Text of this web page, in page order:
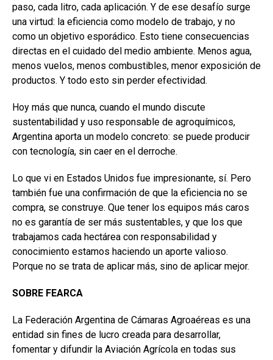
paso, cada litro, cada aplicación. Y de ese desafío surge
una virtud: la eficiencia como modelo de trabajo, y no
como un objetivo esporádico. Esto tiene consecuencias
directas en el cuidado del medio ambiente. Menos agua,
menos vuelos, menos combustibles, menor exposición de
productos. Y todo esto sin perder efectividad.
Hoy más que nunca, cuando el mundo discute
sustentabilidad y uso responsable de agroquímicos,
Argentina aporta un modelo concreto: se puede producir
con tecnología, sin caer en el derroche.
Lo que vi en Estados Unidos fue impresionante, sí. Pero
también fue una confirmación de que la eficiencia no se
compra, se construye. Que tener los equipos más caros
no es garantía de ser más sustentables, y que los que
trabajamos cada hectárea con responsabilidad y
conocimiento estamos haciendo un aporte valioso.
Porque no se trata de aplicar más, sino de aplicar mejor.
SOBRE FEARCA
La Federación Argentina de Cámaras Agroaéreas es una
entidad sin fines de lucro creada para desarrollar,
fomentar y difundir la Aviación Agrícola en todas sus